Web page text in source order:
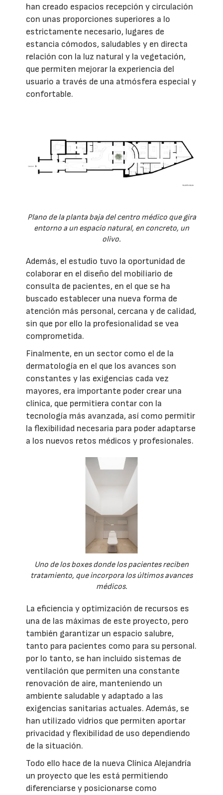
han creado espacios recepción y circulación
con unas proporciones superiores a lo
estrictamente necesario, lugares de
estancia cómodos, saludables y en directa
relación con la luz natural y la vegetación,
que permiten mejorar la experiencia del
usuario a través de una atmósfera especial y
confortable.
Plano de la planta baja del centro médico que gira
entorno a un espacio natural, en concreto, un
olivo.
Además, el estudio tuvo la oportunidad de
colaborar en el diseño del mobiliario de
consulta de pacientes, en el que se ha
buscado establecer una nueva forma de
atención más personal, cercana y de calidad,
sin que por ello la profesionalidad se vea
comprometida.
Finalmente, en un sector como el de la
dermatología en el que los avances son
constantes y las exigencias cada vez
mayores, era importante poder crear una
clínica, que permitiera contar con la
tecnología más avanzada, así como permitir
la flexibilidad necesaria para poder adaptarse
a los nuevos retos médicos y profesionales.
Uno de los boxes donde los pacientes reciben
tratamiento, que incorpora los últimos avances
médicos.
La eficiencia y optimización de recursos es
una de las máximas de este proyecto, pero
también garantizar un espacio salubre,
tanto para pacientes como para su personal.
por lo tanto, se han incluido sistemas de
ventilación que permiten una constante
renovación de aire, manteniendo un
ambiente saludable y adaptado a las
exigencias sanitarias actuales. Además, se
han utilizado vidrios que permiten aportar
privacidad y flexibilidad de uso dependiendo
de la situación.
Todo ello hace de la nueva Clínica Alejandría
un proyecto que les está permitiendo
diferenciarse y posicionarse como